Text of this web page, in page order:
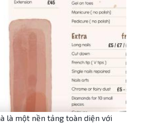
là một nền tảng toàn diện với